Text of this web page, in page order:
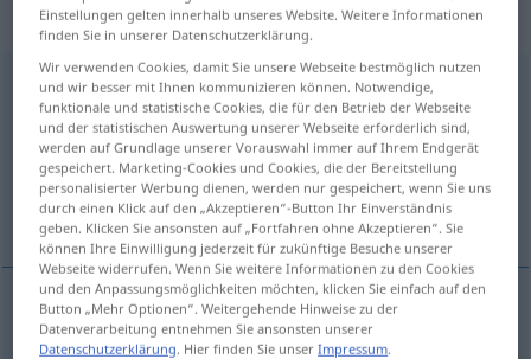
„Windsack“: Maskulinum
Windsackm
Übersicht aller Übersetzungen
(Für mehr Details die Übersetzung anklicken/antippen)
windsail wind sock, wind cone
windsock,wind cone(odsleeve) Windsack
Einstellungen gelten innerhalb unseres Website. Weitere Informationen
finden Sie in unserer Datenschutzerklärung.
Wir verwenden Cookies, damit Sie unsere Webseite bestmöglich nutzen
und wir besser mit Ihnen kommunizieren können. Notwendige,
funktionale und statistische Cookies, die für den Betrieb der Webseite
und der statistischen Auswertung unserer Webseite erforderlich sind,
werden auf Grundlage unserer Vorauswahl immer auf Ihrem Endgerät
gespeichert. Marketing-Cookies und Cookies, die der Bereitstellung
personalisierter Werbung dienen, werden nur gespeichert, wenn Sie uns
durch einen Klick auf den „Akzeptieren“-Button Ihr Einverständnis
geben. Klicken Sie ansonsten auf „Fortfahren ohne Akzeptieren“. Sie
können Ihre Einwilligung jederzeit für zukünftige Besuche unserer
Webseite widerrufen. Wenn Sie weitere Informationen zu den Cookies
und den Anpassungsmöglichkeiten möchten, klicken Sie einfach auf den
Button „Mehr Optionen“. Weitergehende Hinweise zu der
Datenverarbeitung entnehmen Sie ansonsten unserer
Datenschutzerklärung. Hier finden Sie unserImpressum.